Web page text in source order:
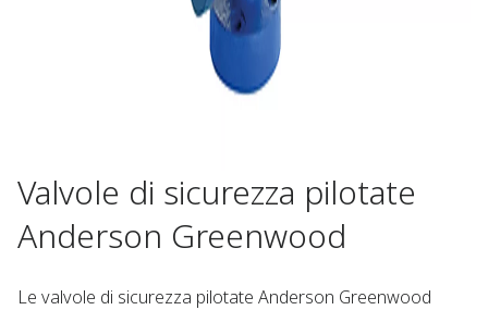
Valvole di sicurezza pilotate
Anderson Greenwood
Le valvole di sicurezza pilotate Anderson Greenwood